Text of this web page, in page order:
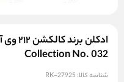
Collection No. 032
شناسه کالا: RK-27925